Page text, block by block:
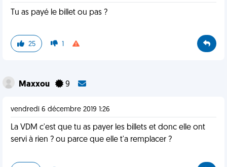
Tu as payé le billet ou pas ?
25 1
Maxxou 9
vendredi 6 décembre 2019 1:26
La VDM c'est que tu as payer les billets et donc elle ont
servi à rien ? ou parce que elle t'a remplacer ?